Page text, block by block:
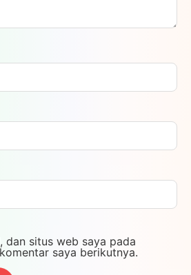
dan situs web saya pada
saya berikutnya.